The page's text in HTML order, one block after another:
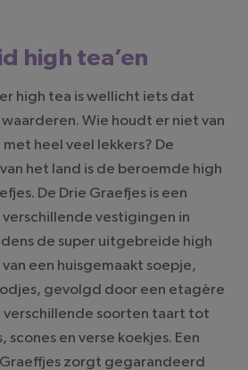
high tea’en
high tea is wellicht iets dat
Wie houdt er niet van
heel veel lekkers? De
het land is de beroemde high
De Drie Graefjes is een
vestigingen in
de super uitgebreide high
een huisgemaakt soepje,
gevolgd door een etagère
verschillende soorten taart tot
scones en verse koekjes. Een
zorgt gegarandeerd